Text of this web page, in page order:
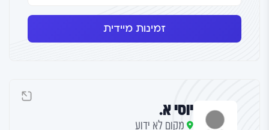
זמינות מיידית
יוסי א.
מקום לא ידוע